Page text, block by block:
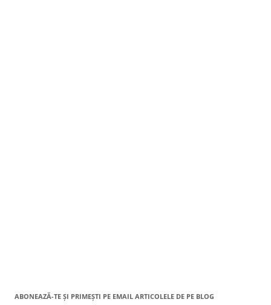
ABONEAZĂ-TE ȘI PRIMEȘTI PE EMAIL ARTICOLELE DE PE BLOG